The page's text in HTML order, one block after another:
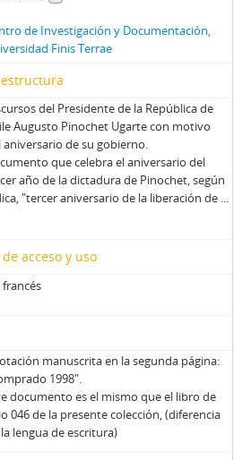
de Investigación y Documentación,
Finis Terrae
del Presidente de la República de
Augusto Pinochet Ugarte con motivo
aniversario de su gobierno.
que celebra el aniversario del
año de la dictadura de Pinochet, según
"tercer aniversario de la liberación de ...
acceso y uso
francés
manuscrita en la segunda página:
1998".
documento es el mismo que el libro de
046 de la presente colección, (diferencia
lengua de escritura)